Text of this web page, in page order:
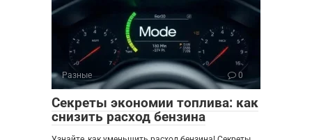
Разные 0
Секреты экономии топлива: как
снизить расход бензина